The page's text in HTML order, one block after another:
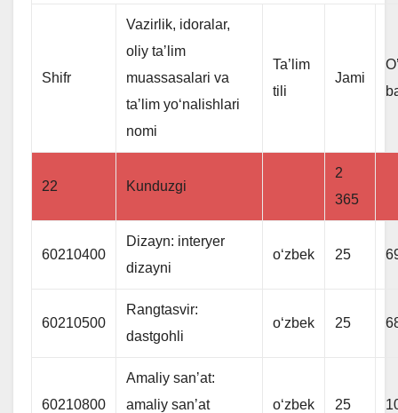
Shifr
Vazirlik, idoralar,
oliy taʼlim
muassasalari va
taʼlim yoʻnalishlari
nomi
Ta’lim
tili
Jami
22 Kunduzgi
2
365
60210400
Dizayn: interyer
dizayni
oʻzbek 25
60210500
Rangtasvir:
dastgohli
oʻzbek 25
60210800
Amaliy sanʼat:
amaliy sanʼat
oʻzbek 25